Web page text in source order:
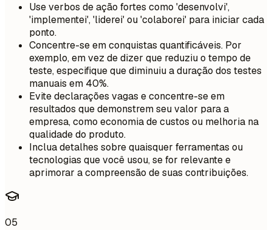
Use verbos de ação fortes como 'desenvolvi',
'implementei', 'liderei' ou 'colaborei' para iniciar cada
ponto.
Concentre-se em conquistas quantificáveis. Por
exemplo, em vez de dizer que reduziu o tempo de
teste, especifique que diminuiu a duração dos testes
manuais em 40%.
Evite declarações vagas e concentre-se em
resultados que demonstrem seu valor para a
empresa, como economia de custos ou melhoria na
qualidade do produto.
Inclua detalhes sobre quaisquer ferramentas ou
tecnologias que você usou, se for relevante e
aprimorar a compreensão de suas contribuições.
05